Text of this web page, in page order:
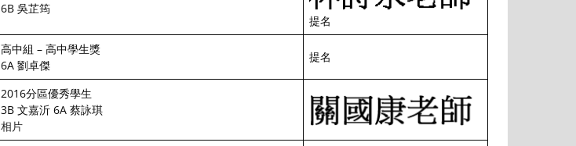
6B 吳芷筠
提名
高中組 – 高中學生獎
6A 劉卓傑
提名
2016分區優秀學生
3B 文嘉沂 6A 蔡詠琪
相片